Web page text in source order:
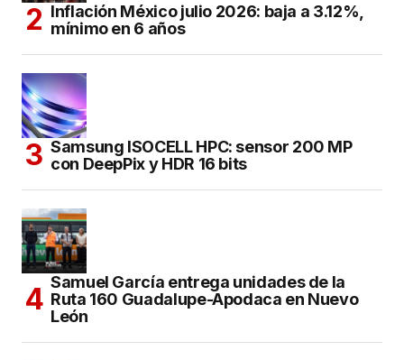
Inflación México julio 2026: baja a 3.12%,
mínimo en 6 años
Samsung ISOCELL HPC: sensor 200 MP
con DeepPix y HDR 16 bits
Samuel García entrega unidades de la
Ruta 160 Guadalupe-Apodaca en Nuevo
León